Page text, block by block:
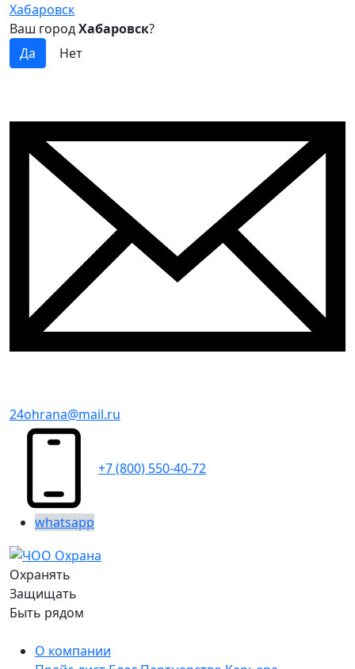
Хабаровск
Ваш городХабаровск?
24ohrana@mail.ru
+7 (800) 550-40-72
whatsapp
Охранять
Защищать
Быть рядом
О компании